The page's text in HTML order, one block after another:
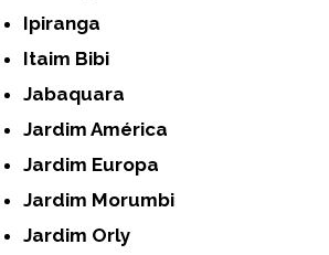
Ipiranga
Itaim Bibi
Jabaquara
Jardim América
Jardim Europa
Jardim Morumbi
Jardim Orly